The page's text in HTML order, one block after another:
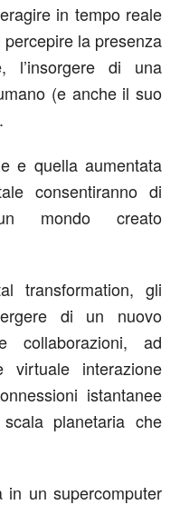
in tempo reale
la presenza
l’insorgere di una
(e anche il suo
e quella aumentata
consentiranno di
mondo creato
transformation, gli
di un nuovo
collaborazioni, ad
virtuale interazione
istantanee
planetaria che
in un supercomputer